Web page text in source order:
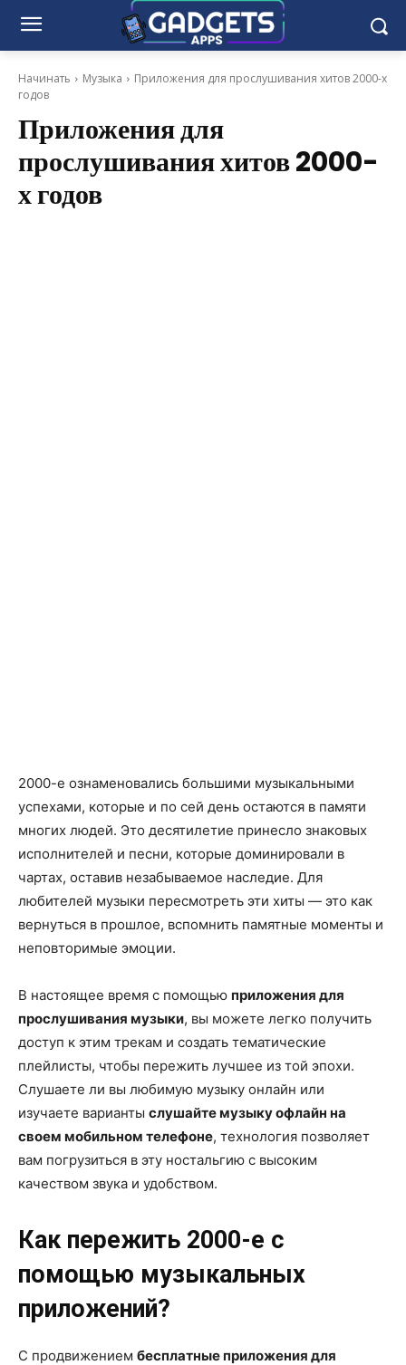
Начинать Музыка
Приложения для прослушивания хитов 2000-х
годов
Приложения для
прослушивания хитов 2000-
х годов
2000-е ознаменовались большими музыкальными
успехами, которые и по сей день остаются в памяти
многих людей. Это десятилетие принесло знаковых
исполнителей и песни, которые доминировали в
чартах, оставив незабываемое наследие. Для
любителей музыки пересмотреть эти хиты — это как
вернуться в прошлое, вспомнить памятные моменты и
неповторимые эмоции.
В настоящее время с помощью приложения для
прослушивания музыки, вы можете легко получить
доступ к этим трекам и создать тематические
плейлисты, чтобы пережить лучшее из той эпохи.
Слушаете ли вы любимую музыку онлайн или
изучаете варианты слушайте музыку офлайн на
своем мобильном телефоне, технология позволяет
вам погрузиться в эту ностальгию с высоким
качеством звука и удобством.
Как пережить 2000-е с
помощью музыкальных
приложений?
С продвижением бесплатные приложения для